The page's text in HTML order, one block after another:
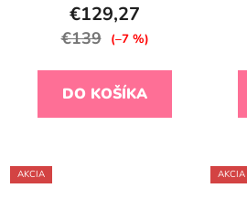
€129,27
€139 (–7 %)
DO KOŠÍKA
AKCIA AKCIA